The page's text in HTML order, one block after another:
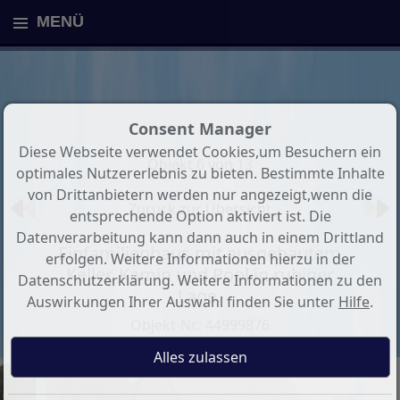
MENÜ
Objekt 6 von 13
Zurück zur Übersicht
Einfamilienhaus mit ausgebautem
Keller, Kamin und Pool in ruhiger
Lage.
Consent Manager
Diese Webseite verwendet Cookies,um Besuchern ein
optimales Nutzererlebnis zu bieten. Bestimmte Inhalte
von Drittanbietern werden nur angezeigt,wenn die
entsprechende Option aktiviert ist. Die
Datenverarbeitung kann dann auch in einem Drittland
erfolgen. Weitere Informationen hierzu in der
Datenschutzerklärung. Weitere Informationen zu den
Auswirkungen Ihrer Auswahl finden Sie unter Hilfe.